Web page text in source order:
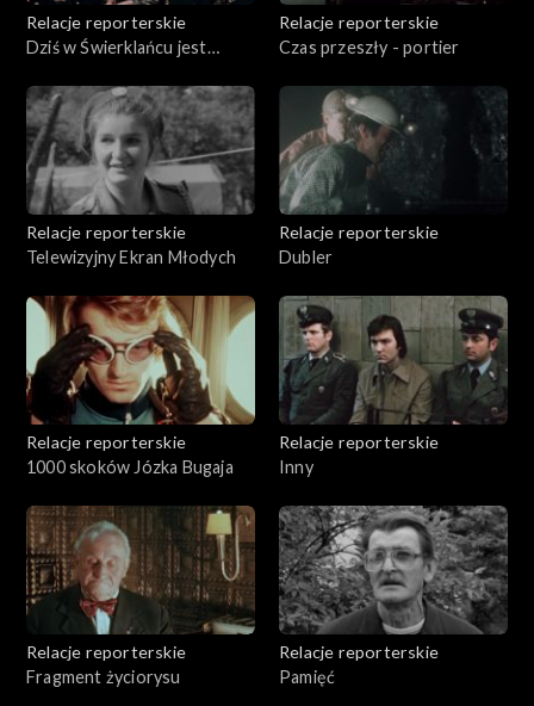
Relacje reporterskie
Dziś w Świerklańcu jest
Relacje reporterskie
Czas przeszły - portier
Relacje reporterskie
Telewizyjny Ekran Młodych
Relacje reporterskie
Dubler
Relacje reporterskie
1000 skoków Józka Bugaja
Relacje reporterskie
Inny
Relacje reporterskie
Fragment życiorysu
Relacje reporterskie
Pamięć